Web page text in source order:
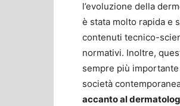
l’evoluzione della
è stata molto rapida e
contenuti tecnico-
normativi. Inoltre,
sempre più importante
società
accanto al